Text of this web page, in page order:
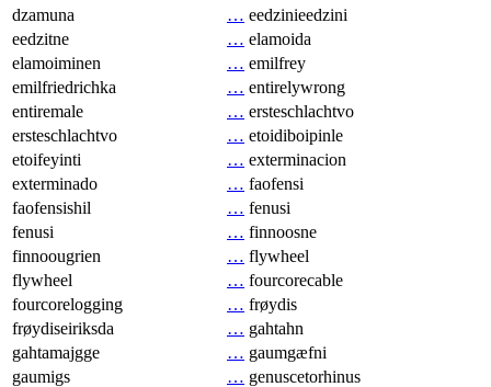
dzamuna
… eedzinieedzini
eedzitne
… elamoida
elamoiminen
… emilfrey
emilfriedrichka
… entirelywrong
entiremale
… ersteschlachtvo
ersteschlachtvo
… etoidiboipinle
etoifeyinti
… exterminacion
exterminado
… faofensi
faofensishil
… fenusi
fenusi
… finnoosne
finnoougrien
… flywheel
flywheel
… fourcorecable
fourcorelogging
… frøydis
frøydiseiriksda
… gahtahn
gahtamajgge
… gaumgæfni
gaumigs
… genuscetorhinus